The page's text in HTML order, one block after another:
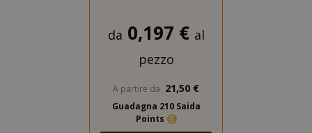
da 0,197 € al
pezzo
A partire da 21,50 €
Guadagna 210 Saida
Points
CookieScriptConsent